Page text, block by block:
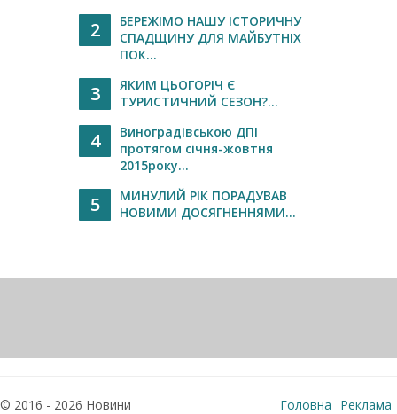
2
БЕРЕЖІМО НАШУ ІСТОРИЧНУ
СПАДЩИНУ ДЛЯ МАЙБУТНІХ
ПОК...
3
ЯКИМ ЦЬОГОРІЧ Є
ТУРИСТИЧНИЙ СЕЗОН?...
4
Виноградівською ДПІ
протягом січня-жовтня
2015року...
5
МИНУЛИЙ РІК ПОРАДУВАВ
НОВИМИ ДОСЯГНЕННЯМИ...
© 2016 - 2026 Новини Головна Реклама